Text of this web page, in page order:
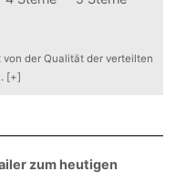
der Qualität der verteilten
[+]
zum heutigen